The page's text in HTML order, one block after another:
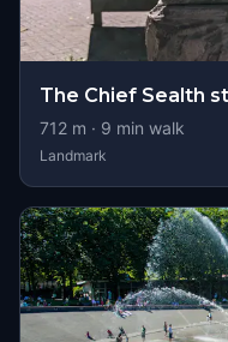
The Chief Sealth
712 m · 9 min walk
Landmark